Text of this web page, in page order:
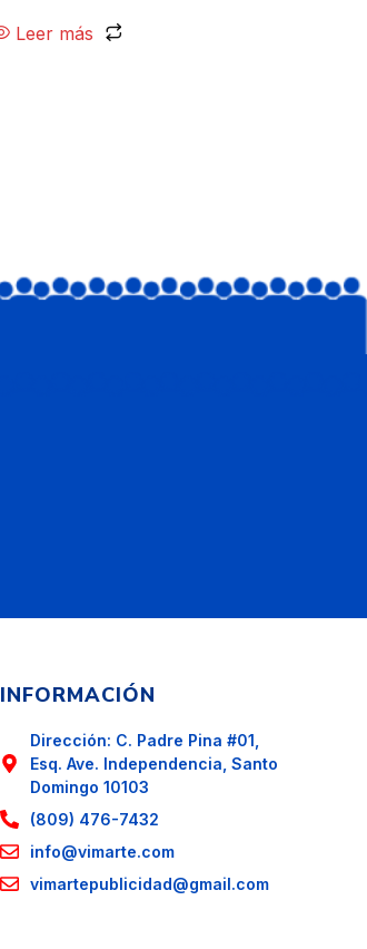
Leer más
INFORMACIÓN
Dirección: C. Padre Pina #01,
Esq. Ave. Independencia, Santo
Domingo 10103
(809) 476-7432
info@vimarte.com
vimartepublicidad@gmail.com